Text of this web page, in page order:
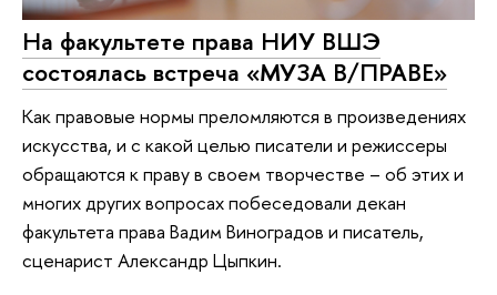
На факультете права НИУ ВШЭ
состоялась встреча «МУЗА В/ПРАВЕ»
Как правовые нормы преломляются в произведениях
искусства, и с какой целью писатели и режиссеры
обращаются к праву в своем творчестве – об этих и
многих других вопросах побеседовали декан
факультета права Вадим Виноградов и писатель,
сценарист Александр Цыпкин.